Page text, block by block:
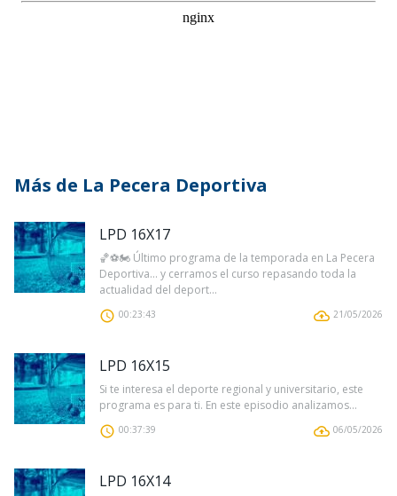
Más de La Pecera Deportiva
LPD 16X17
🏀⚽🏍️ Último programa de la temporada en La Pecera
Deportiva… y cerramos el curso repasando toda la
actualidad del deport...
00:23:43 21/05/2026
LPD 16X15
Si te interesa el deporte regional y universitario, este
programa es para ti. En este episodio analizamos...
00:37:39 06/05/2026
LPD 16X14